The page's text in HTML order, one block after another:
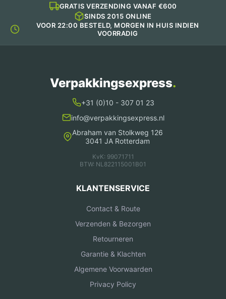
productpaginaGRATIS VERZENDING VANAF €600
SINDS 2015 ONLINE
VOOR 22:00 BESTELD, MORGEN IN HUIS INDIEN
VOORRADIG
Verpakkingsexpress.
+31 (0)10 - 307 01 23
info@verpakkingsexpress.nl
Abraham van Stolkweg 126
3041 JA Rotterdam
KvK: 99071711
BTW: NL822115001B01
KLANTENSERVICE
Contact & Route
Verzenden & Bezorgen
Retourneren
Garantie & Klachten
Algemene Voorwaarden
Privacy Policy